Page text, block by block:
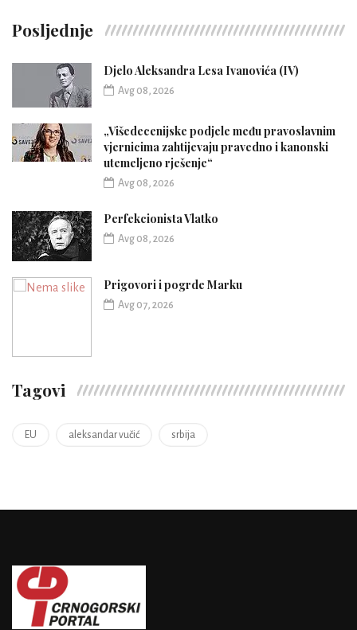
Posljednje
Djelo Aleksandra Lesa Ivanovića (IV)
Avg 08, 2026
„Višedecenijske podjele među pravoslavnim
vjernicima zahtijevaju pravedno i kanonski
utemeljeno rješenje“
Avg 08, 2026
Perfekcionista Vlatko
Avg 08, 2026
Prigovori i pogrde Marku
Avg 07, 2026
Tagovi
EU aleksandar vučić srbija